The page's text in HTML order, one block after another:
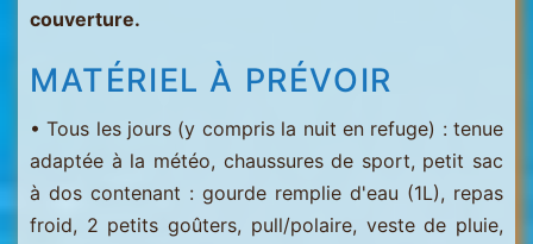
couverture.
MATÉRIEL À PRÉVOIR
• Tous les jours (y compris la nuit en refuge) : tenue
adaptée à la météo, chaussures de sport, petit sac
à dos contenant : gourde remplie d'eau (1L), repas
froid, 2 petits goûters, pull/polaire, veste de pluie,